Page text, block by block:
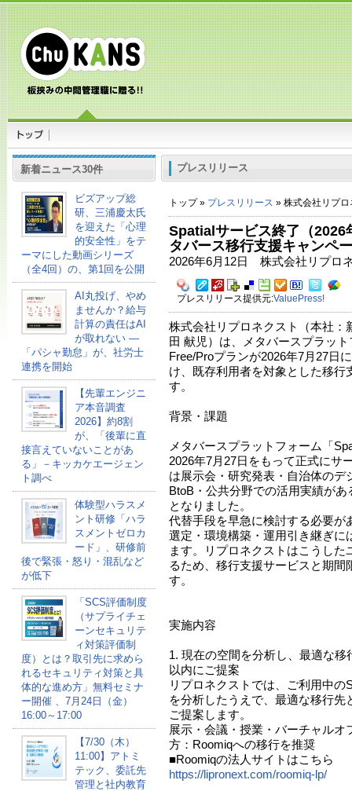
新着ニュース30件
ビズアップ総
研、三浦慶太氏
を迎えた「心理
的安全性」をテ
ーマにした動画シリーズ
（全4回）の、第1回を公開
AI丸投げ、やめ
ませんか？給与
計算の責任はAI
が取れない ―
「パシャ勤怠」が、社労士
連携を開始
【先輩エンジニ
ア本音調査
2026】約8割
が、「後輩に直
接言えていないことがあ
る」－キッカケエージェン
ト調べ
体験型ハラスメ
ント研修「ハラ
スメントゼロカ
ード」、研修前
後で緊張・怒り・混乱など
が低下
「SCS評価制度
（サプライチェ
ーンセキュリテ
ィ対策評価制
度）とは？取引先に求めら
れるセキュリティ対策と具
体的な進め方」無料セミナ
ー開催 、7月24日（金）
16:00～17:00
【7/30（木）
11:00】アトミ
テック、委託先
管理と社内教育
プレスリリース
トップ » プレスリリース » 株式会社リプロ
Spatialサービス終了（2026
タバース移行支援キャンペ
2026年6月12日 株式会社リプロ
プレスリリース提供元:ValuePress!
株式会社リプロネクスト（本社：
田 献児）は、メタバースプラッ
Free/Proプランが2026年7月27日
け、既存利用者を対象とした移行
す。
背景・課題
メタバースプラットフォーム「
2026年7月27日をもって正式にサ
は展示会・研究発表・自治体のデ
BtoB・公共分野での活用実績が
となりました。
代替手段を早急に検討する必要が
選定・環境構築・運用引き継ぎに
ます。リプロネクストはこうし
るため、移行支援サービスと期間
す。
実施内容
1. 現在の空間を分析し、最適な
以内にご提案
リプロネクストでは、ご利用中の
を分析したうえで、最適な移行先
ご提案します。
展示・会議・授業・バーチャルオ
方：Roomiqへの移行を推奨
■Roomiqの法人サイトはこちら
https://lipronext.com/roomiq-lp/